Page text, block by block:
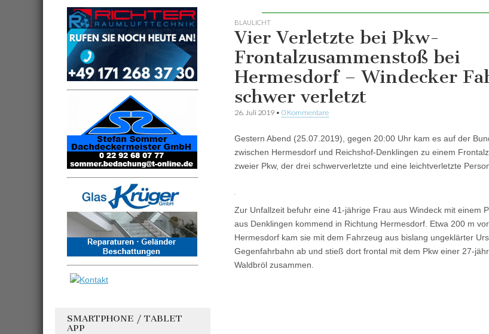
BLAULICHT
Vier Verletzte bei Pkw-
Frontalzusammenstoß bei
Hermesdorf – Windecker
schwer verletzt
26. Juli 2019 • 0 Kommentare
Gestern Abend (25.07.2019), gegen 20:00 Uhr kam es auf der
zwischen Hermesdorf und Reichshof-Denklingen zu einem
zweier Pkw, der drei schwerverletzte und eine leichtverletzte
Zur Unfallzeit befuhr eine 41-jährige Frau aus Windeck mit einem
aus Denklingen kommend in Richtung Hermesdorf. Etwa 200 m
Hermesdorf kam sie mit dem Fahrzeug aus bislang ungeklärter
Gegenfahrbahn ab und stieß dort frontal mit dem Pkw einer 27-
Waldbröl zusammen.
SMARTPHONE / TABLET
APP